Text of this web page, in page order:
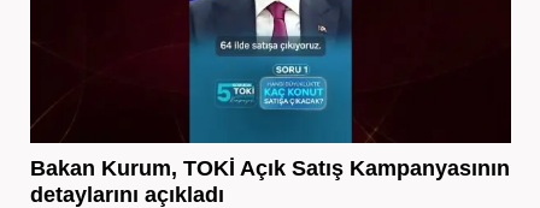
Bakan Kurum, TOKİ Açık Satış Kampanyasının
detaylarını açıkladı